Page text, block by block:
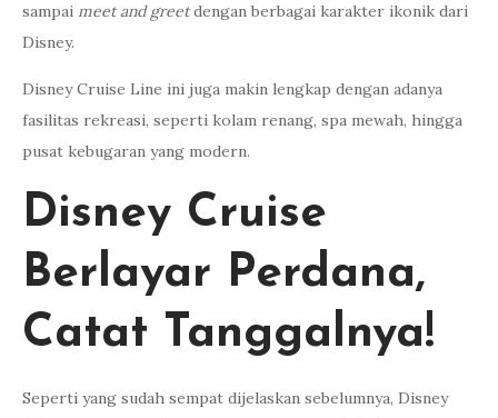
sampai meet and greetdengan berbagai karakter ikonik dari
Disney.
Disney Cruise Line ini juga makin lengkap dengan adanya
fasilitas rekreasi, seperti kolam renang, spa mewah, hingga
pusat kebugaran yang modern.
Disney Cruise
Berlayar Perdana,
Catat Tanggalnya!
Seperti yang sudah sempat dijelaskan sebelumnya, Disney